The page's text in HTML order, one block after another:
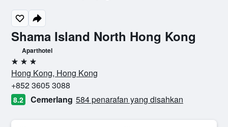
Shama Island North Hong Kong
Aparthotel
3 bintang
Hong Kong, Hong Kong
+852 3605 3088
8.2 Cemerlang 584 penarafan yang disahkan